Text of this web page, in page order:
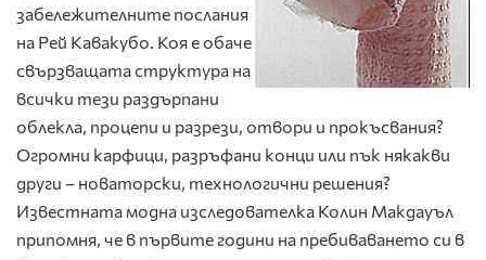
забележителните послания
на Рей Кавакубо. Коя е обаче
свързващата структура на
всички тези раздърпани
облекла, процепи и разрези, отвори и прокъсвания?
Огромни карфици, разръфани конци или пък някакви
други – новаторски, технологични решения?
Известната модна изследователка Колин Макдауъл
припомня, че в първите години на пребиваването си в